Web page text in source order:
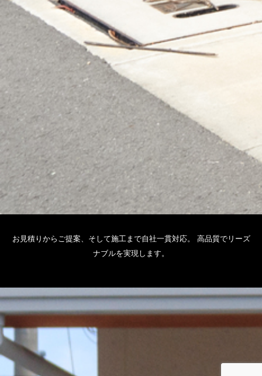
お見積りからご提案、そして施工まで自社一貫対応。 高品質でリーズ
ナブルを実現します。